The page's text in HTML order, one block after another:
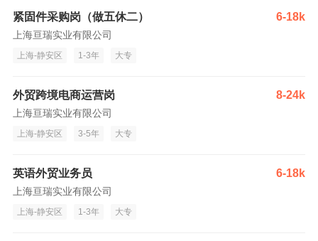
紧固件采购岗（做五休二） 6-18k
上海亘瑞实业有限公司
上海-静安区 1-3年 大专
外贸跨境电商运营岗 8-24k
上海亘瑞实业有限公司
上海-静安区 3-5年 大专
英语外贸业务员 6-18k
上海亘瑞实业有限公司
上海-静安区 1-3年 大专